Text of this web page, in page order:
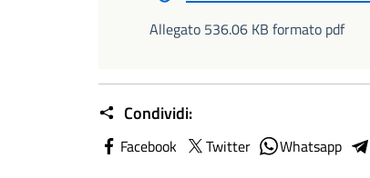
Allegato 536.06 KB formato pdf
Condividi:
Facebook Twitter Whatsapp